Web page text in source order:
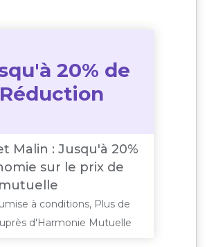
20% de
Réduction
Malin : Jusqu'à 20%
sur le prix de
à conditions, Plus de
d'Harmonie Mutuelle